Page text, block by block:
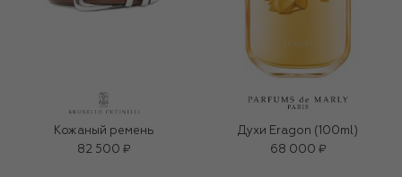
Кожаный ремень
82 500 ₽
Духи Eragon (100ml)
68 000 ₽